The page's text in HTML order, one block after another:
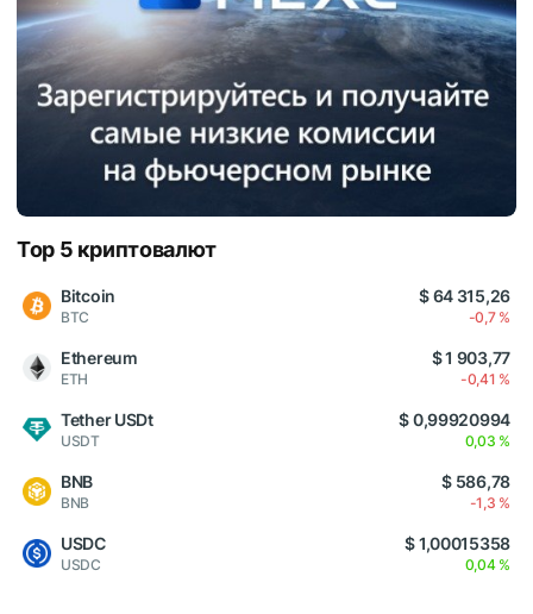
Top 5 криптовалют
Bitcoin
BTC
$ 64 315,26
-0,7 %
Ethereum
ETH
$ 1 903,77
-0,41 %
Tether USDt
USDT
$ 0,99920994
0,03 %
BNB
BNB
$ 586,78
-1,3 %
USDC
USDC
$ 1,00015358
0,04 %